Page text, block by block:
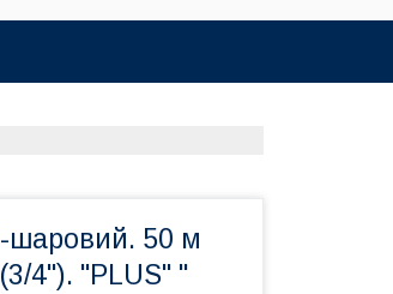
шаровий. 50 м
4"). "PLUS" "